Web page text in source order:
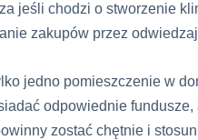
jeśli chodzi o stworzenie
zakupów przez
jedno pomieszczenie w
odpowiednie
zostać chętnie i